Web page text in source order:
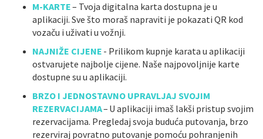
M-KARTE– Tvoja digitalna karta dostupna je u
aplikaciji. Sve što moraš napraviti je pokazati QR kod
vozaču i uživati u vožnji.
NAJNIŽE CIJENE - Prilikom kupnje karata u aplikaciji
ostvarujete najbolje cijene. Naše najpovoljnije karte
dostupne su u aplikaciji.
BRZO I JEDNOSTAVNO UPRAVLJAJ SVOJIM
REZERVACIJAMA– U aplikaciji imaš lakši pristup svojim
rezervacijama. Pregledaj svoja buduća putovanja, brzo
rezerviraj povratno putovanje pomoću pohranjenih